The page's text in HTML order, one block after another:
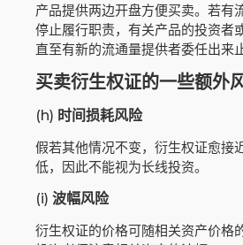
产品提供两边开盘方便买卖。若有
停止履行职责，有关产品的投资者
直至有新的流通量提供者委任出来止
买卖衍生权证的一些额外
(h) 时间损耗风险
假若其他情况不变，衍生权证愈接
低，因此不能视为长线投资。
(i) 波幅风险
衍生权证的价格可随相关资产价格